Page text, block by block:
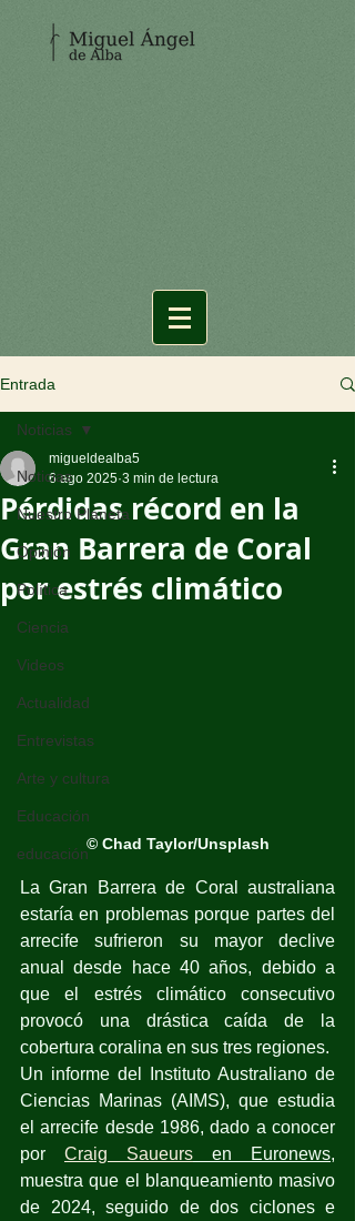
Entrada
Noticias
Nuestro Planeta
Opinión
Política
Ciencia
Videos
Actualidad
Entrevistas
Arte y cultura
Educación
educación
Noticias
Pérdidas récord en la
Gran Barrera de Coral
por estrés climático
migueldealba5
6 ago 2025 3 min de lectura
© Chad Taylor/Unsplash
La Gran Barrera de Coral australiana
estaría en problemas porque partes del
arrecife sufrieron su mayor declive
anual desde hace 40 años, debido a
que el estrés climático consecutivo
provocó una drástica caída de la
cobertura coralina en sus tres regiones.
Un informe del Instituto Australiano de
Ciencias Marinas (AIMS), que estudia
el arrecife desde 1986, dado a conocer
por Craig Saueurs en Euronews,
muestra que el blanqueamiento masivo
de 2024, seguido de dos ciclones e